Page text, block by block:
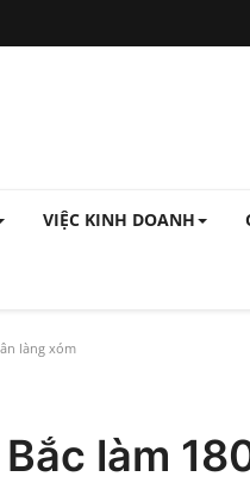
VIỆC KINH DOANH
làng xóm
làm